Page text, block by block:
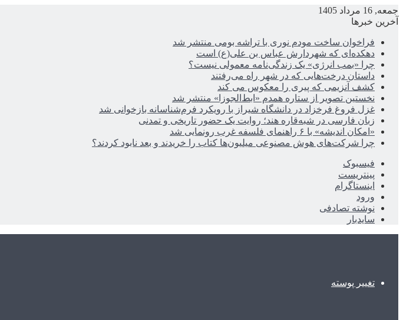
جمعه, 16 مرداد 1405
آخرین خبرها
فراخوان ساخت مودم نوری با تراشه بومی منتشر شد
دهکده‌ای که شهردارش عباس بن علی(ع) است
چرا «بمب انرژی» یک زندگی‌نامه معمولی نیست؟
داستان درخت‌هایی که در شهر راه می‌رفتند
کشف آنزیمی که پیری را معکوس می کند
نخستین تصویر از ستاره همدم «ابط‌الجوزا» منتشر شد
غزل فروغ فرخزاد در دانشگاه شیراز با رویکرد فرم‌شناسانه بازخوانی شد
زبان فارسی در شبه‌قاره هند؛ روایت یک حضور تاریخی و تمدنی
«امکان اندیشه» با ۶ راهنمای فلسفه غرب رونمایی شد
چرا شرکت‌های هوش مصنوعی میلیون‌ها کتاب را خریدند و بعد نابود کردند؟
فیسبوک
پینتریست
اینستاگرام
ورود
نوشته تصادفی
سایدبار
تغییر پوسته